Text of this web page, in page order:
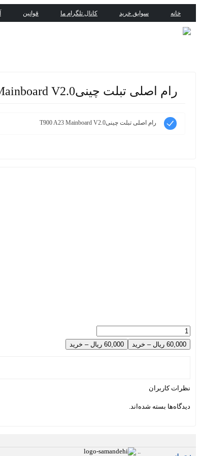
خانه سوابق خرید کانال تلگرام ما قوانین
رام اصلی تبلت چینیT900 A23 Mainboard V2.0
رام اصلی تبلت چینیT900 A23 Mainboard V2.0
60,000 ریال – خرید
نظرات کاربران
دیدگاه‌ها بسته شده‌اند.
.
.